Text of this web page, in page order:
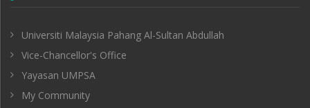
Universiti Malaysia Pahang Al-Sultan Abdullah
Vice-Chancellor's Office
Yayasan UMPSA
My Community